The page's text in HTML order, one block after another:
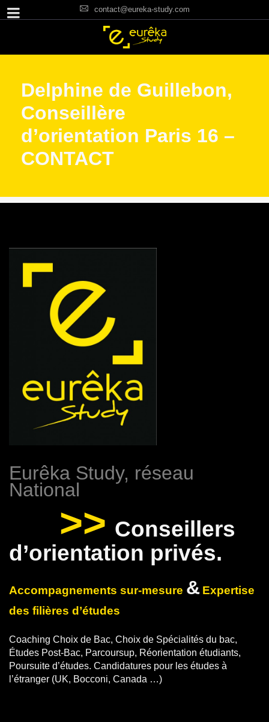
contact@eureka-study.com
Delphine de Guillebon,
Conseillère
d’orientation Paris 16 –
CONTACT
Eurêka Study, réseau
National
>> Conseillers
d’orientation privés.
Accompagnements sur-mesure & Expertise
des filières d’études
Coaching Choix de Bac, Choix de Spécialités du bac,
Études Post-Bac, Parcoursup, Réorientation étudiants,
Poursuite d’études. Candidatures pour les études à
l’étranger (UK, Bocconi, Canada …)